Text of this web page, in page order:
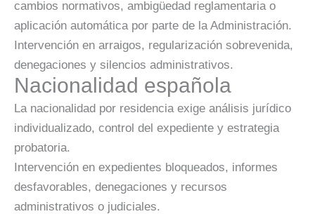
cambios normativos, ambigüedad reglamentaria o
aplicación automática por parte de la Administración.
Intervención en arraigos, regularización sobrevenida,
denegaciones y silencios administrativos.
Nacionalidad española
La nacionalidad por residencia exige análisis jurídico
individualizado, control del expediente y estrategia
probatoria.
Intervención en expedientes bloqueados, informes
desfavorables, denegaciones y recursos
administrativos o judiciales.